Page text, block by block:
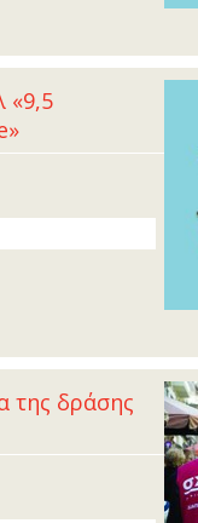
«9,5
της δράσης